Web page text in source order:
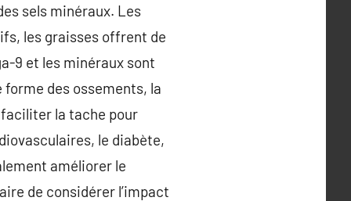
sels minéraux. Les
les graisses offrent de
9 et les minéraux sont
des ossements, la
la tache pour
le diabète,
améliorer le
de considérer l’impact